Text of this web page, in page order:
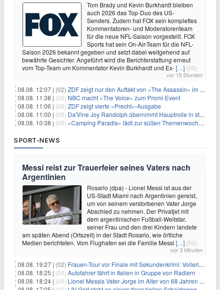
Tom Brady und Kevin Burkhardt bleiben
auch 2026 das Top-Duo des US-
Senders. Zudem hat FOX sein komplettes
Kommentatoren- und Moderatorenteam
für die neue NFL-Saison vorgestellt. FOX
Sports hat sein On-Air-Team für die NFL-
Saison 2026 bekannt gegeben und setzt dabei weitgehend auf
bewährte Gesichter. Angeführt wird die Berichterstattung erneut
vom Top-Team um Kommentator Kevin Burkhardt und Ex-[…] (00)
vor 15 Stunden
08.08. 12:07 | (02) ZDF zeigt nur den Auftakt von «The Assassin» im Fernsehen
08.08. 11:38 | (00) NBC macht «The Voice» zum Promi-Event
08.08. 11:06 | (00) ZDF zeigt vierte «Precht»-Ausgabe
08.08. 11:00 | (00) Da'Vine Joy Randolph übernimmt Hauptrolle in starbesetzter schwarzer Komödie
08.08. 10:38 | (00) «Camping Paradis» lädt zur süßen Themenwoche ein
SPORT-NEWS
Messi reist zur Trauerfeier seines Vaters nach
Argentinien
Rosario (dpa) - Lionel Messi ist aus der
US-Stadt Miami nach Argentinien gereist,
um von seinem verstorbenen Vater Jorge
Abschied zu nehmen. Der Privatjet mit
dem argentinischen Fußball-Weltstar,
seiner Frau und den drei Kindern landete
am späten Abend (Ortszeit) in der Stadt Rosario, wie örtliche
Medien berichteten. Vom Flughafen sei die Familie Messi […] (00)
vor 3 Minuten
08.08. 19:27 | (02) Frauen-Tour vor Finale mit Sekundenkrimi: Vollering in Gelb
08.08. 18:25 | (00) Autofahrer fährt in Italien in Gruppe von Radlern
08.08. 18:24 | (00) Lionel Messis Vater Jorge im Alter von 68 Jahren gestorben